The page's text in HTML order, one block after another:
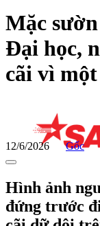
Mặc
Đại học,
cãi vì
12/6/2026 Gốc
Hình ảnh
đứng trước